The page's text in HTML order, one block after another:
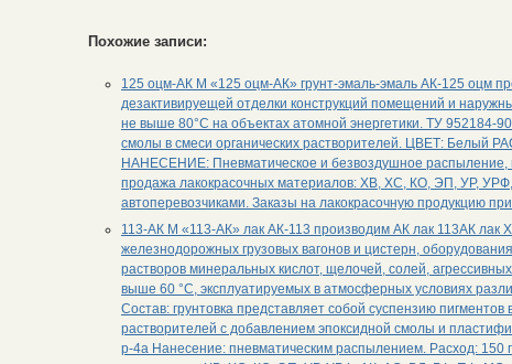
Похожие записи:
125 оцм-АК М «125 оцм-АК» грунт-эмаль-эмаль АК-125 оцм
дезактивируещей отделки конструкций помещений и
не выше 80°С на объектах атомной энергетики. ТУ 952184-
смолы в смеси органических растворителей. ЦВЕТ: Белый
НАНЕСЕНИЕ: Пневматическое и безвоздушное распыление,
продажа лакокрасочных материалов: ХВ, ХС, КО, ЭП, УР,
автоперевозчиками. Заказы на лакокрасочную продукцию
113-АК М «113-АК» лак АК-113 производим АК лак 113АК
железнодорожных грузовых вагонов и цистерн,
растворов минеральных кислот, щелочей, солей,
выше 60 °С, эксплуатируемых в атмосферных условиях
Состав: грунтовка представляет собой суспензию
растворителей с добавлением эпоксидной смолы и
р-4а Нанесение: пневматическим распылением. Расход: 150